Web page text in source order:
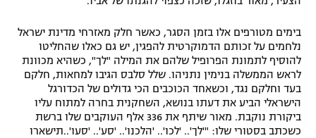
מדיניות פרטיות
תקנון פעילות ספורט 1
רשיון להקרנה פומבית לבית עסק
גיימינג E-Sports
בימים מטורפים אלו בזמן הסגר, כאשר חלק מאזרחי מדינת ישראל
נלחמים על זכותם הדמוקרטית להפגין, יש גם כאלו שהחליטו
להוסיף לתמונת הפרופיל שלהם את המילה "לך", כשהיא מכוונת
לראש הממשלה בנימין נתניהו. שלל סלבס הגיבו למחאות, חלקם
בעד וחלקם נגד, וכשאחד הכוכבים הכי גדולים של הכדורגל
הישראלי הביע את דעתו בנושא, השחקנית בחרה למתוח עליו
ביקורת נוקבת. מאור שיתף את 336 אלף העוקבים שלו ברשת
כשכתב בסטורי שלו: "'לך'.. 'לכו'.. 'הלכנו'.. 'סע'.. 'סעו'..תישארו